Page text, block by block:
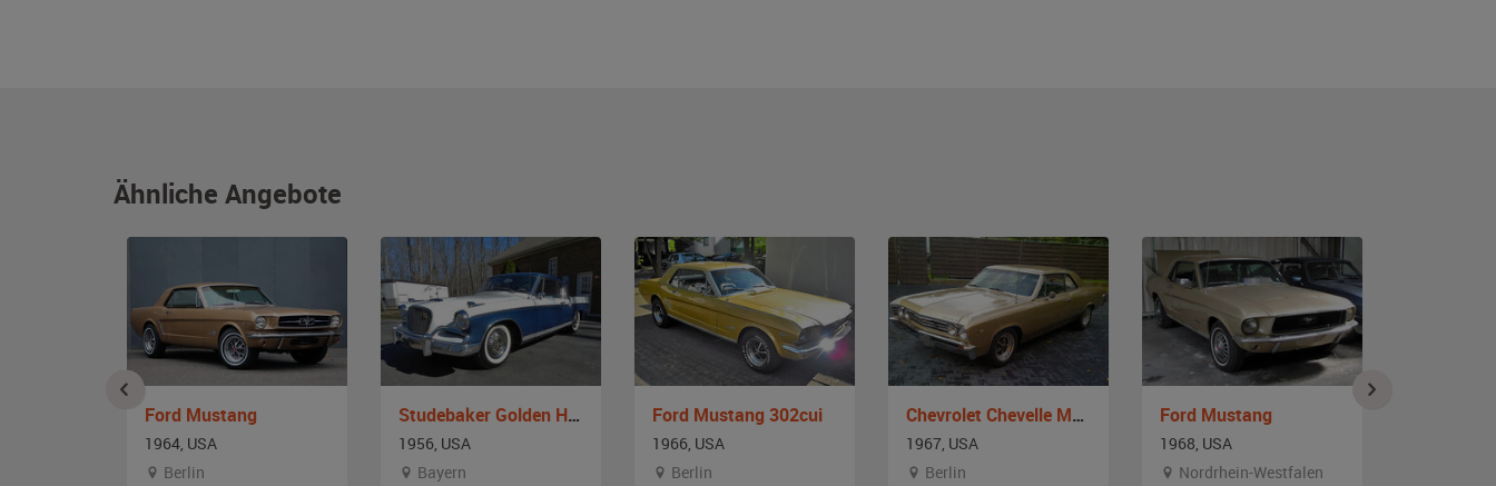
Ähnliche Angebote
Ford Mustang
1964, USA
Berlin
Studebaker Golden Hawk
1956, USA
Bayern
Ford Mustang 302cui
1966, USA
Berlin
Chevrolet Chevelle Malibu SS
1967, USA
Berlin
Ford Mustang
1968, USA
Nordrhein-Westfalen